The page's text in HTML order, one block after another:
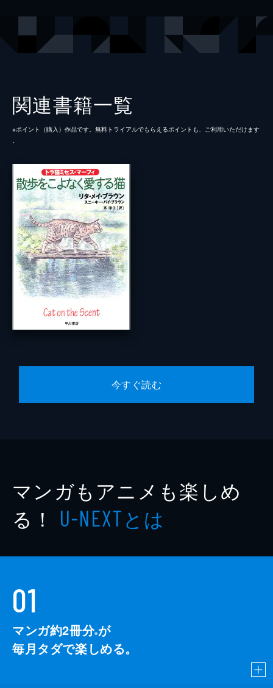
レーベル ハヤカワ・ミステリ文庫
関連書籍一覧
※ポイント（購⼊）作品です。無料トライアルでもらえるポイントも、ご利⽤いただけます
。
今すぐ読む
マンガもアニメも楽しめ
る！ U-NEXTとは
01
マンガ約2冊分※が
毎月タダで楽しめる。